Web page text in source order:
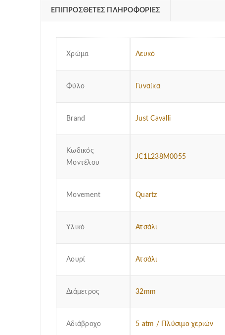
ΕΠΙΠΡΌΣΘΕΤΕΣ ΠΛΗΡΟΦΟΡΊΕΣ
Χρώμα Λευκό
Φύλο Γυναίκα
Brand Just Cavalli
Κωδικός
Μοντέλου
JC1L238M0055
Μovement Quartz
Υλικό Ατσάλι
Λουρί Ατσάλι
Διάμετρος 32mm
Αδιάβροχο 5 atm / Πλύσιμο χεριών